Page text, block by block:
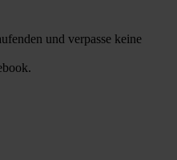
und verpasse keine